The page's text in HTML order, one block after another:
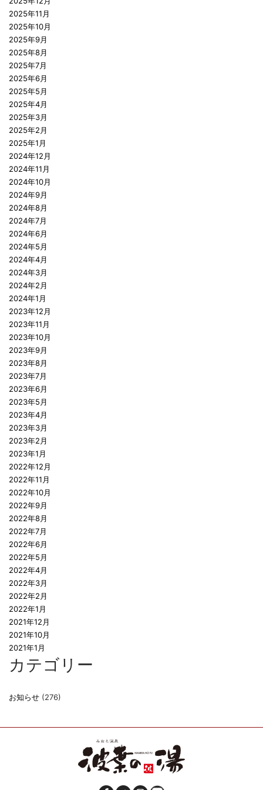
2025年11月
2025年10月
2025年9月
2025年8月
2025年7月
2025年6月
2025年5月
2025年4月
2025年3月
2025年2月
2025年1月
2024年12月
2024年11月
2024年10月
2024年9月
2024年8月
2024年7月
2024年6月
2024年5月
2024年4月
2024年3月
2024年2月
2024年1月
2023年12月
2023年11月
2023年10月
2023年9月
2023年8月
2023年7月
2023年6月
2023年5月
2023年4月
2023年3月
2023年2月
2023年1月
2022年12月
2022年11月
2022年10月
2022年9月
2022年8月
2022年7月
2022年6月
2022年5月
2022年4月
2022年3月
2022年2月
2022年1月
2021年12月
2021年10月
2021年1月
カテゴリー
お知らせ (276)